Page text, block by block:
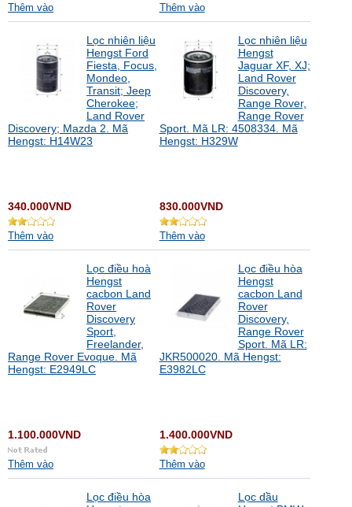
Thêm vào Thêm vào
Lọc nhiên liệu
Hengst Ford
Fiesta, Focus,
Mondeo,
Transit; Jeep
Cherokee;
Land Rover
Discovery; Mazda 2. Mã
Hengst: H14W23
340.000VND
Thêm vào
Lọc nhiên liệu
Hengst
Jaguar XF, XJ;
Land Rover
Discovery,
Range Rover,
Range Rover
Sport. Mã LR: 4508334. Mã
Hengst: H329W
830.000VND
Thêm vào
Lọc điều hoà
Hengst
cacbon Land
Rover
Discovery
Sport,
Freelander,
Range Rover Evoque. Mã
Hengst: E2949LC
1.100.000VND
Thêm vào
Lọc điều hòa
Hengst
cacbon Land
Rover
Discovery,
Range Rover
Sport. Mã LR:
JKR500020. Mã Hengst:
E3982LC
1.400.000VND
Thêm vào
Lọc điều hòa
Lọc dầu